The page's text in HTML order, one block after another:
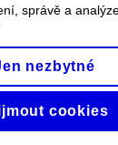
správě a
nezbytné
cookies